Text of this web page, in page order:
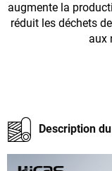
augmente la
réduit les déchets
aux
Description